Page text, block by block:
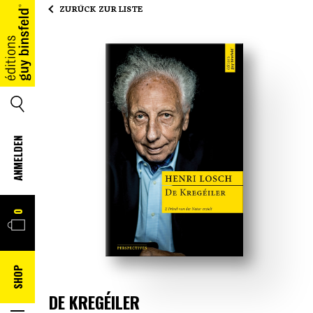
HOME
SUCHE
ANMELDEN
WARENKORB
0
SHOP
ZURÜCK ZUR LISTE
DE KREGÉILER